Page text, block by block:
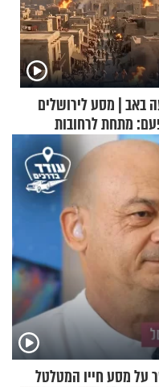
באב | מסע לירושלים
מתחת לרחובות
על מסע חייו המטלטל